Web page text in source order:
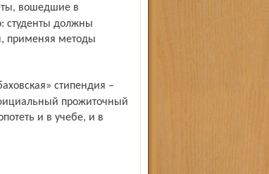
студенты должны
применяя методы
прожиточный
и в учебе, и в